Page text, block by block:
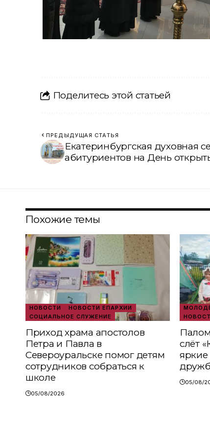
Поделитесь этой статьей
ПРЕДЫДУЩАЯ СТАТЬЯ
Екатеринбургская духовная
абитуриентов на День
Похожие темы
НОВОСТИ
НОВОСТИ ЕПАРХИИ
СОЦИАЛЬНОЕ СЛУЖЕНИЕ
Приход храма апостолов
Петра и Павла в
Североуральске помог детям
сотрудников собраться к
школе
05/08/2026
слёт
05/08/